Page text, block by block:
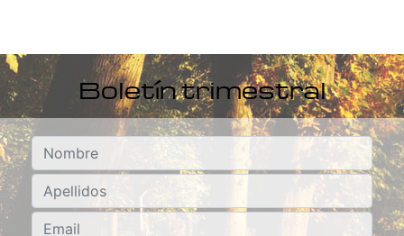
Boletín trimestral